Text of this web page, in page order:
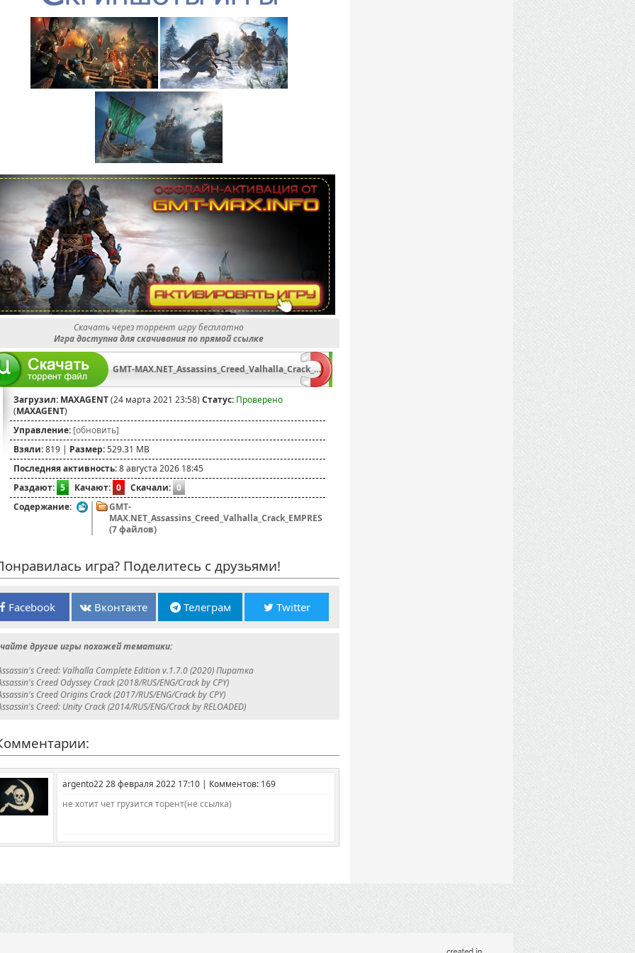
Скачать через торрент игру бесплатно
Игра доступна для скачивания по прямой ссылке
GMT-MAX.NET_Assassins_Creed_Valhalla_Crack_EMPRESS.torrent
Загрузил: MAXAGENT(24 марта 2021 23:58) Статус: Проверено
(MAXAGENT)
Управление: [обновить]
Взяли:819 | Размер:529.31 MB
Последняя активность:8 августа 2026 18:45
Раздают: 5 Качают: 0 Скачали: 0
Содержание:
GMT-
MAX.NET_Assassins_Creed_Valhalla_Crack_EMPRESS
(7 файлов)
игра? Поделитесь с друзьями!
Facebook Вконтакте Телеграм Twitter
другие игры похожей тематики:
Creed: Valhalla Complete Edition v.1.7.0 (2020) Пиратка
Creed Odyssey Crack (2018/RUS/ENG/Crack by CPY)
Creed Origins Crack (2017/RUS/ENG/Crack by CPY)
Creed: Unity Crack (2014/RUS/ENG/Crack by RELOADED)
argento22 28 февраля 2022 17:10 | Комментов: 169
не хотит чет грузится торент(не ссылка)